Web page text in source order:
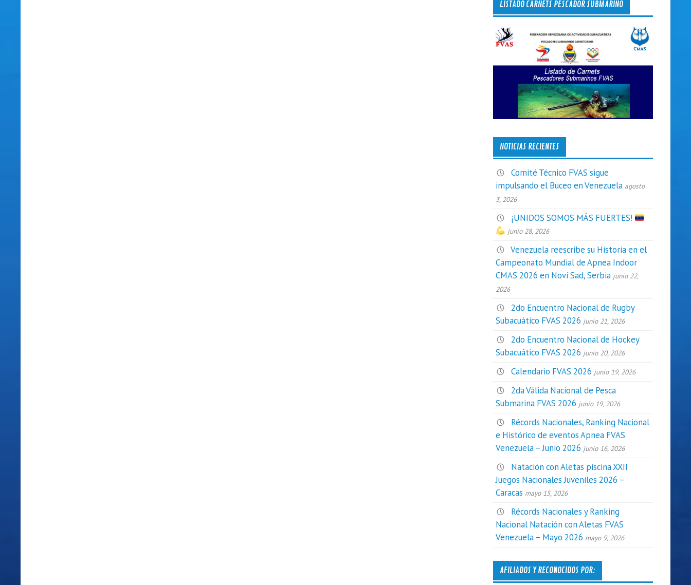
LISTADO CARNETS PESCADOR SUBMARINO
NOTICIAS RECIENTES
Comité Técnico FVAS sigue
impulsando el Buceo en Venezuela agosto
3, 2026
¡UNIDOS SOMOS MÁS FUERTES!
junio 28, 2026
Venezuela reescribe su Historia en el
Campeonato Mundial de Apnea Indoor
CMAS 2026 en Novi Sad, Serbia junio 22,
2026
2do Encuentro Nacional de Rugby
Subacuático FVAS 2026 junio 21, 2026
2do Encuentro Nacional de Hockey
Subacuático FVAS 2026 junio 20, 2026
Calendario FVAS 2026 junio 19, 2026
2da Válida Nacional de Pesca
Submarina FVAS 2026 junio 19, 2026
Récords Nacionales, Ranking Nacional
e Histórico de eventos Apnea FVAS
Venezuela – Junio 2026 junio 16, 2026
Natación con Aletas piscina XXII
Juegos Nacionales Juveniles 2026 –
Caracas mayo 15, 2026
Récords Nacionales y Ranking
Nacional Natación con Aletas FVAS
Venezuela – Mayo 2026 mayo 9, 2026
AFILIADOS Y RECONOCIDOS POR: